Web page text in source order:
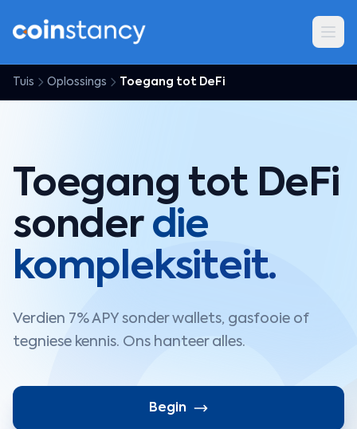
Tuis Oplossings Toegang tot DeFi
Toegang tot DeFi
sonder die
kompleksiteit.
Verdien 7% APY sonder wallets, gasfooie of
tegniese kennis. Ons hanteer alles.
Begin